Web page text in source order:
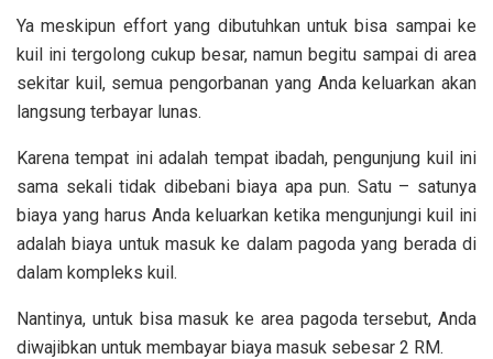
Ya meskipun effort yang dibutuhkan untuk bisa sampai ke
kuil ini tergolong cukup besar, namun begitu sampai di area
sekitar kuil, semua pengorbanan yang Anda keluarkan akan
langsung terbayar lunas.
Karena tempat ini adalah tempat ibadah, pengunjung kuil ini
sama sekali tidak dibebani biaya apa pun. Satu – satunya
biaya yang harus Anda keluarkan ketika mengunjungi kuil ini
adalah biaya untuk masuk ke dalam pagoda yang berada di
dalam kompleks kuil.
Nantinya, untuk bisa masuk ke area pagoda tersebut, Anda
diwajibkan untuk membayar biaya masuk sebesar 2 RM.